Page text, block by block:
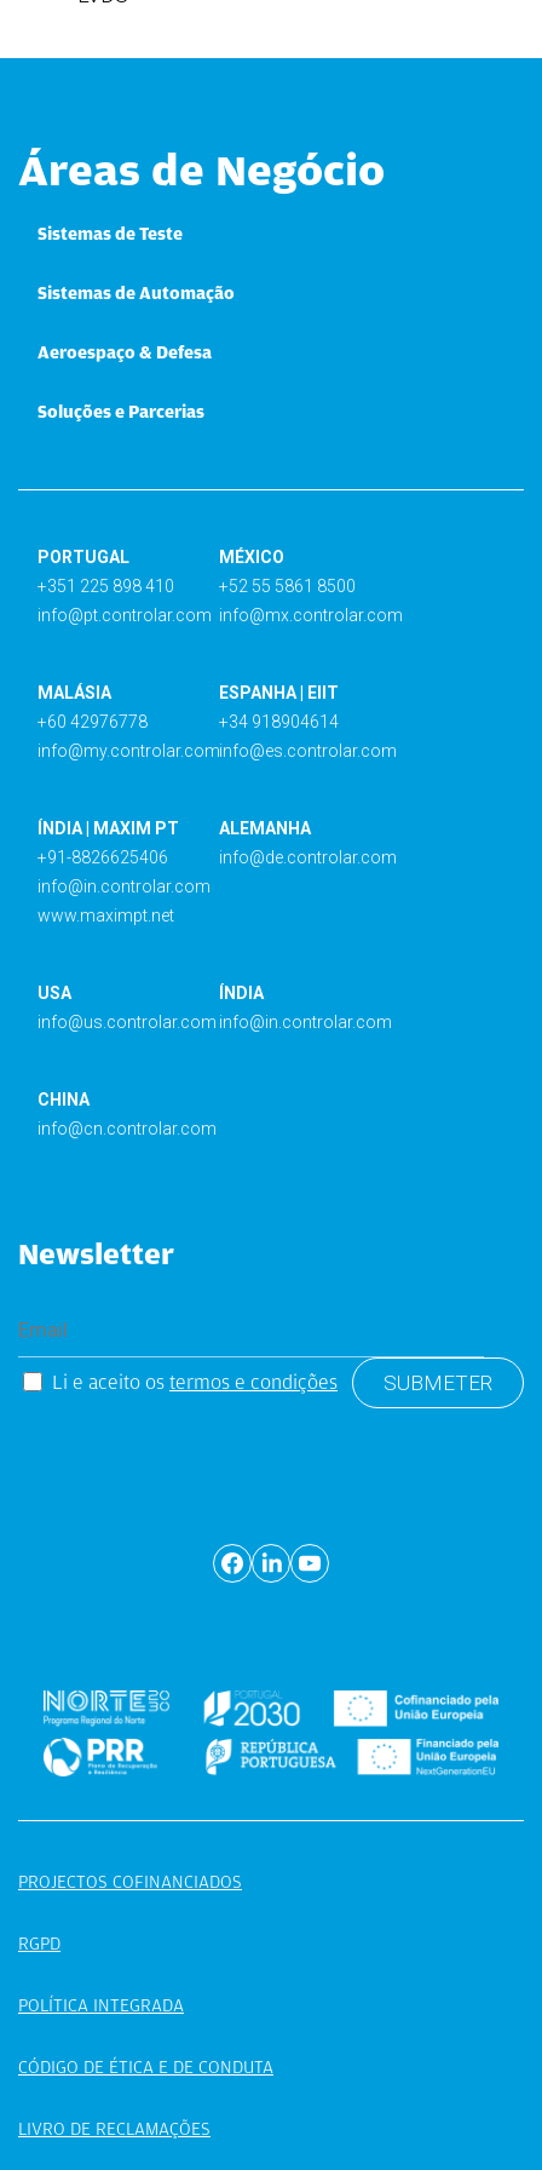
Áreas de Negócio
Sistemas de Teste
Sistemas de Automação
Aeroespaço & Defesa
Soluções e Parcerias
PORTUGAL
+351 225 898 410
info@pt.controlar.com
MÉXICO
+52 55 5861 8500
info@mx.controlar.com
MALÁSIA
+60 42976778
info@my.controlar.com
ESPANHA | EIIT
+34 918904614
info@es.controlar.com
ÍNDIA | MAXIM PT
+91-8826625406
info@in.controlar.com
www.maximpt.net
ALEMANHA
info@de.controlar.com
USA
info@us.controlar.com
ÍNDIA
info@in.controlar.com
CHINA
info@cn.controlar.com
Newsletter
Li e aceito os termos e condições
PROJECTOS COFINANCIADOS
RGPD
POLÍTICA INTEGRADA
CÓDIGO DE ÉTICA E DE CONDUTA
LIVRO DE RECLAMAÇÕES